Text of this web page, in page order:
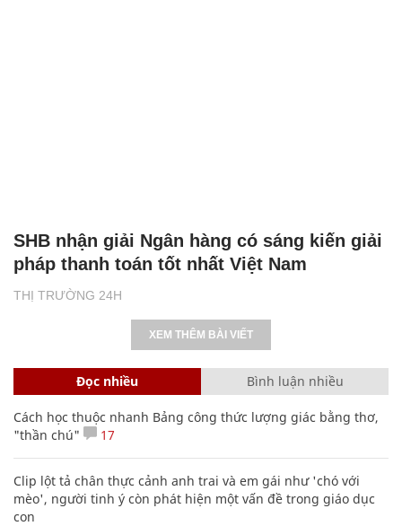
THỊ TRƯỜNG 24H
SHB nhận giải Ngân hàng có sáng kiến giải
pháp thanh toán tốt nhất Việt Nam
XEM THÊM BÀI VIẾT
Đọc nhiều Bình luận nhiều
Cách học thuộc nhanh Bảng công thức lượng giác bằng thơ,
"thần chú"
17
Clip lột tả chân thực cảnh anh trai và em gái như 'chó với
mèo', người tinh ý còn phát hiện một vấn đề trong giáo dục
con